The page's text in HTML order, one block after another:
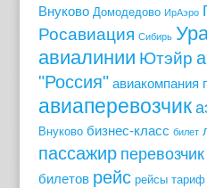
Внуково Домодедово ИрАэро
Росавиация Сибирь
авиалинии Ютэйр
"Россия" авиакомпания
авиаперевозчик
Внуково бизнес-класс билет
пассажир перевозчик
билетов рейс рейсы тариф